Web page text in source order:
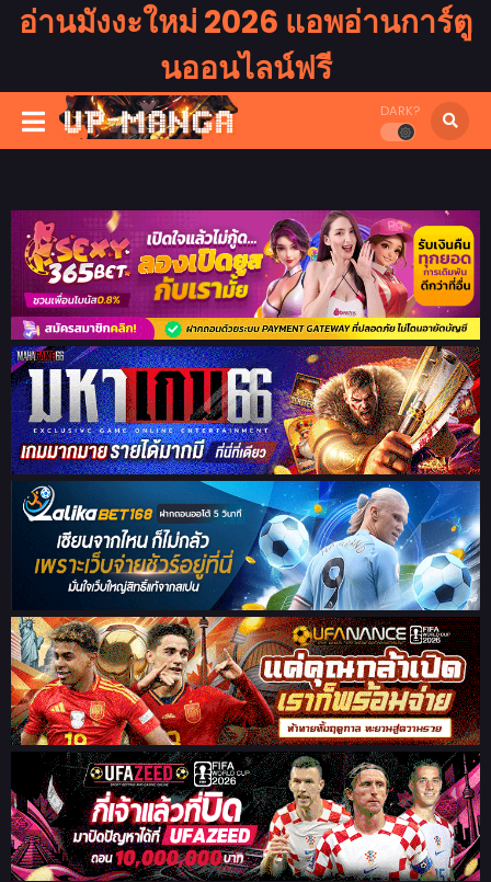
อ่านมังงะใหม่ 2026 แอพอ่านการ์ตู
นออนไลน์ฟรี
DARK?